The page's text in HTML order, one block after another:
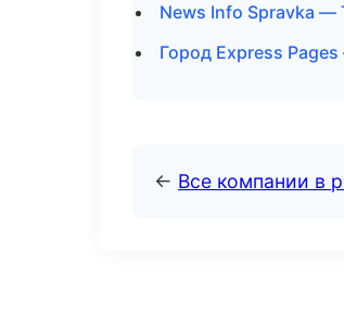
News Info Spravka —
Город Express
← Все компании в